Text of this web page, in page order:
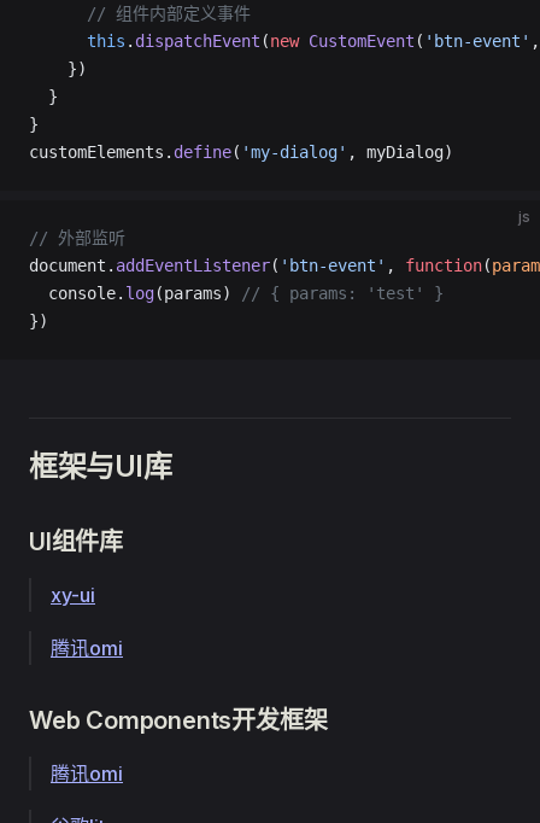
      // 组件内部定义事件
      this
. dispatchEvent (new CustomEvent ( 'btn-event'
    })
  }
}
customElements. define( 'my-dialog' , myDialog)
js
// 外部监听
document. addEventListener( 'btn-event' , function(
  console.
log(params)
// { params: 'test' }
})
框架与UI库
UI组件库
xy-ui
腾讯omi
Web Components开发框架
腾讯omi